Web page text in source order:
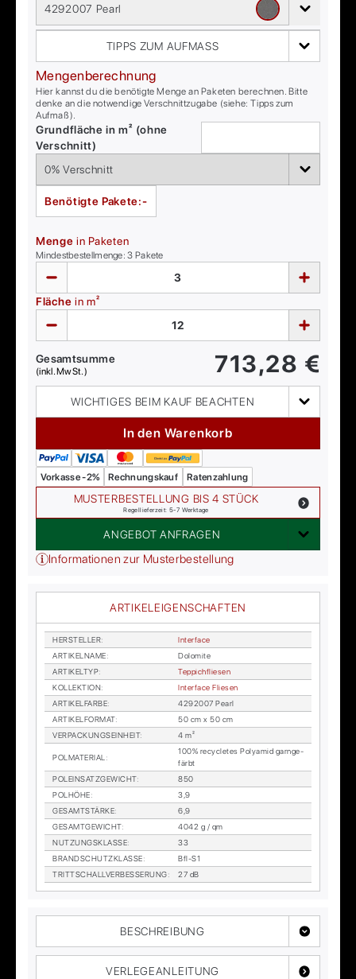
4292007 Pearl
TIPPS ZUM AUFMASS
Mengenberechnung
Hier kannst du die benötigte Menge an Paketen berechnen. Bitte
denke an die notwendige Verschnittzugabe (siehe: Tipps zum
Aufmaß).
Grundfläche in m² (ohne
Verschnitt)
Benötigte Pakete:-
Menge in Paketen
Mindestbestellmenge:3 Pakete
Fläche in m²
Gesamtsumme
(inkl. MwSt.) 713,28 €
WICHTIGES BEIM KAUF BEACHTEN
In den Warenkorb
Vorkasse -2% Rechnungskauf Ratenzahlung
MUSTERBESTELLUNG BIS 4 STÜCK
Regellieferzeit: 5-7 Werktage
ANGEBOT ANFRAGEN
Informationen zur Musterbestellung
ARTIKELEIGENSCHAFTEN
HER­STEL­LER:
In­ter­face
AR­TI­KEL­NA­ME:
Do­lo­mi­te
AR­TI­KEL­TYP:
Tep­pich­flie­sen
KOL­LEK­TI­ON:
In­ter­face Flie­sen
AR­TI­KEL­FAR­BE:
4292007 Pearl
AR­TI­KEL­FOR­MAT:
50 cm x 50 cm
VER­PA­CKUNGS­EIN­HEIT: 4 m²
POL­MA­TE­RI­AL :
100% re­cy­cle­tes Po­ly­amid garn­ge­
färbt
POL­EIN­SATZ­GE­WICHT:
850
POL­HÖ­HE:
3,9
GE­SAMT­STÄR­KE:
6,9
GE­SAMT­GE­WICHT:
4042 g / qm
NUT­ZUNGS­KLAS­SE:
33
BRAND­SCHUTZ­KLAS­SE:
Bfl-S1
TRITT­SCHALL­VER­BES­SE­RUNG: 27 dB
BESCHREIBUNG
VERLEGEANLEITUNG